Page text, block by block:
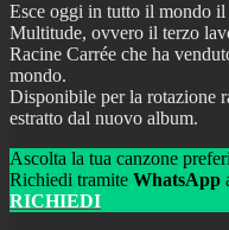
Esce oggi in tutto il mondo
Multitude, ovvero il terzo
Racine Carrée che ha
mondo.
Disponibile per la rotazione
estratto dal nuovo album.
Ascolta la tua canzone
Richiedi tramite WhatsApp
RICHIEDI